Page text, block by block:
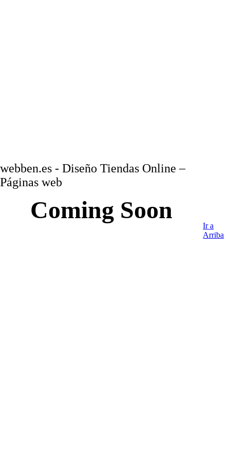
webben.es - Diseño Tiendas Online –
Páginas web
Coming Soon
Ir a
Arriba